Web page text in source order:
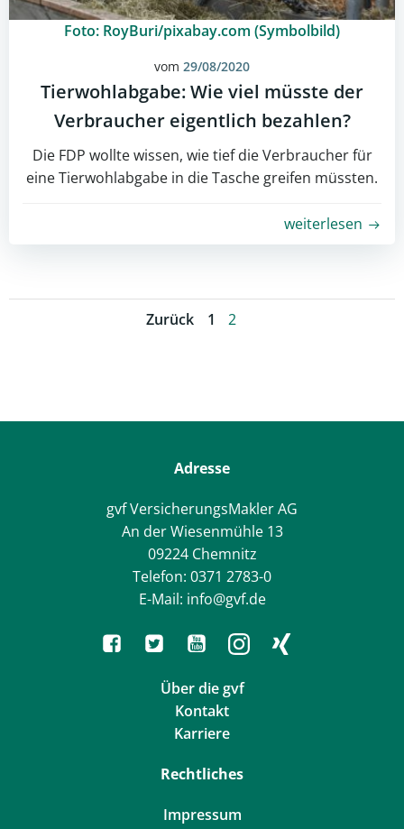
Foto: RoyBuri/pixabay.com (Symbolbild)
vom 29/08/2020
Tierwohlabgabe: Wie viel müsste der
Verbraucher eigentlich bezahlen?
Die FDP wollte wissen, wie tief die Verbraucher für
eine Tierwohlabgabe in die Tasche greifen müssten.
weiterlesen
Posts
Zurück
Posts
Page
1 Page
2
Adresse
gvf VersicherungsMakler AG
An der Wiesenmühle 13
09224 Chemnitz
Telefon: 0371 2783-0
E-Mail: info@gvf.de
Über die gvf
Kontakt
Karriere
Rechtliches
Impressum